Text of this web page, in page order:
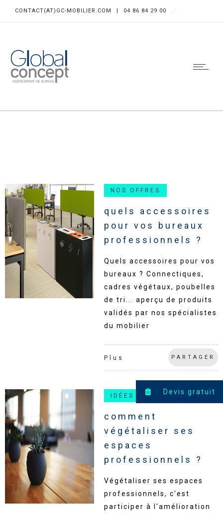
CONTACT(AT)GC-MOBILIER.COM | 04 86 84 29 00
NOS OFFRES
quels accessoires
pour vos bureaux
professionnels ?
Quels accessoires pour vos
bureaux ? Connectiques,
cadres végétaux, poubelles
de tri... aperçu de produits
validés par nos spécialistes
du mobilier
Plus PARTAGER
IDÉES MOBILIER
comment
végétaliser ses
espaces
professionnels ?
Végétaliser ses espaces
professionnels, c'est
participer à l'amélioration
Devis gratuit